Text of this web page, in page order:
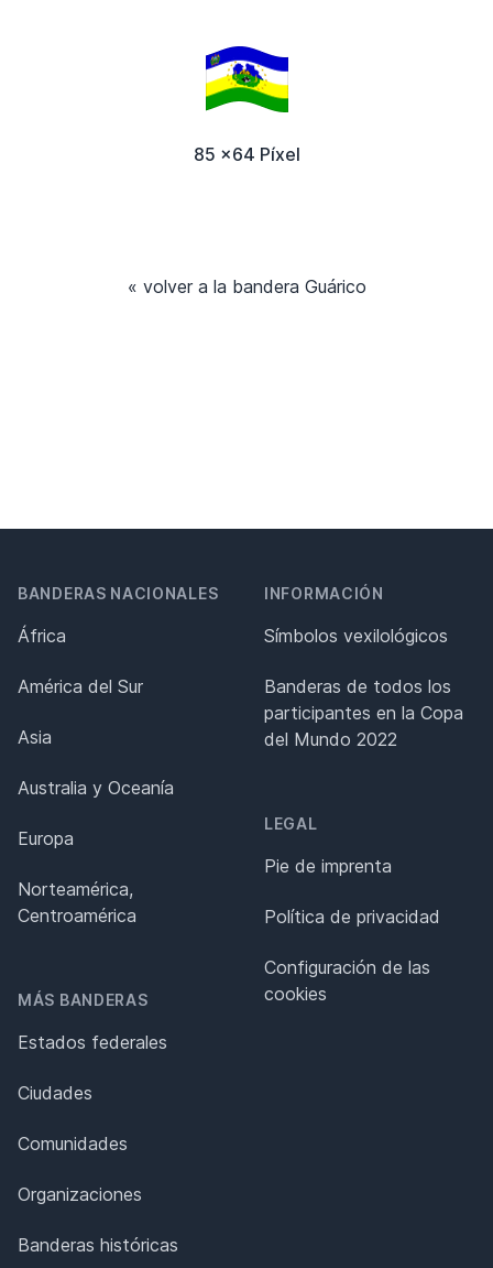
85 x64 Píxel
« volver a la bandera Guárico
BANDERAS NACIONALES
África
América del Sur
Asia
Australia y Oceanía
Europa
Norteamérica,
Centroamérica
MÁS BANDERAS
Estados federales
Ciudades
Comunidades
Organizaciones
Banderas históricas
INFORMACIÓN
Símbolos vexilológicos
Banderas de todos los
participantes en la Copa
del Mundo 2022
LEGAL
Pie de imprenta
Política de privacidad
Configuración de las
cookies